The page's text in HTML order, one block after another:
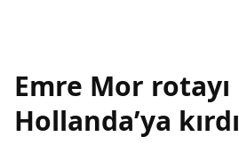
Emre Mor rotayı
Hollanda’ya kırdı